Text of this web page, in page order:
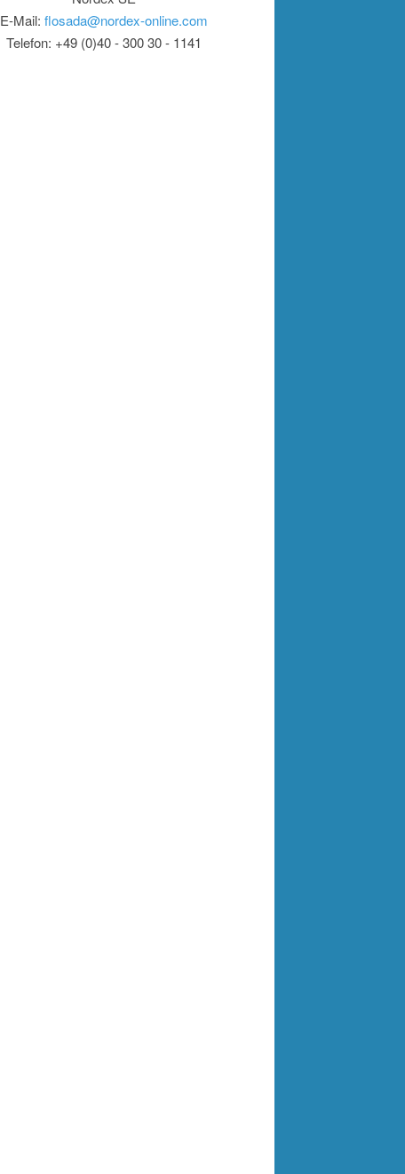
E-Mail: flosada@nordex-online.com
Telefon: +49 (0)40 - 300 30 - 1141